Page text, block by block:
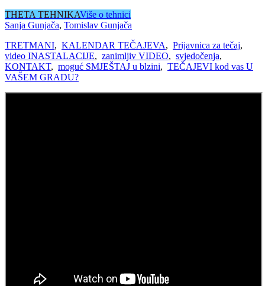
THETA TEHNIKAViše o tehnici
Sanja Gunjača, Tomislav Gunjača
TRETMANI, KALENDAR TEČAJEVA, Prijavnica za tečaj,
video INASTALACIJE, zanimljiv VIDEO, svjedočenja,
KONTAKT, moguć SMJEŠTAJ u blzini, TEČAJEVI kod vas U
VAŠEM GRADU?